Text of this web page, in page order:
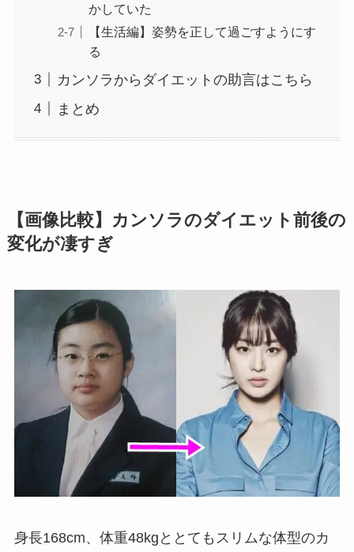
かしていた
【生活編】姿勢を正して過ごすようにす
る
カンソラからダイエットの助言はこちら
まとめ
【画像比較】カンソラのダイエット前後の
変化が凄すぎ
身長168cm、体重48kgととてもスリムな体型のカ